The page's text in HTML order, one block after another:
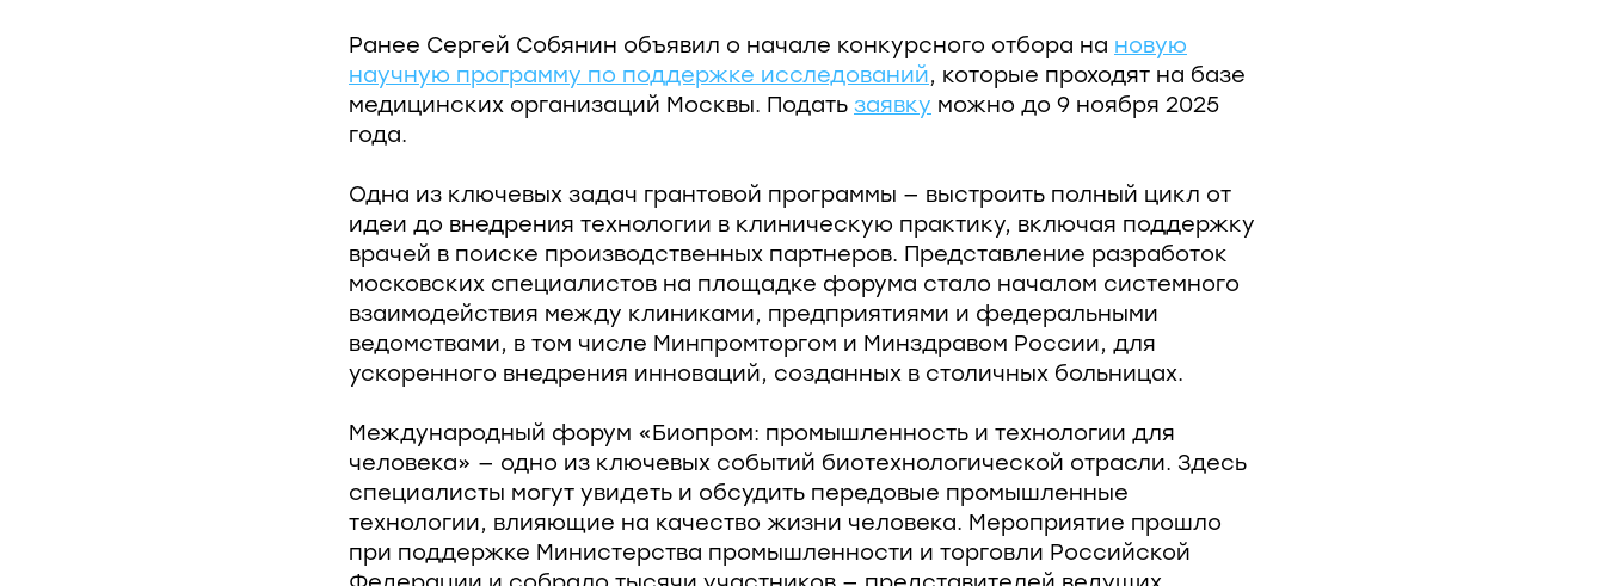
Ранее Сергей Собянин объявил о начале конкурсного отбора на новую
научную программу по поддержке исследований, которые проходят на базе
медицинских организаций Москвы. Подать заявку можно до 9 ноября 2025
года.
Одна из ключевых задач грантовой программы — выстроить полный цикл от
идеи до внедрения технологии в клиническую практику, включая поддержку
врачей в поиске производственных партнеров. Представление разработок
московских специалистов на площадке форума стало началом системного
взаимодействия между клиниками, предприятиями и федеральными
ведомствами, в том числе Минпромторгом и Минздравом России, для
ускоренного внедрения инноваций, созданных в столичных больницах.
Международный форум «Биопром: промышленность и технологии для
человека» — одно из ключевых событий биотехнологической отрасли. Здесь
специалисты могут увидеть и обсудить передовые промышленные
технологии, влияющие на качество жизни человека. Мероприятие прошло
при поддержке Министерства промышленности и торговли Российской